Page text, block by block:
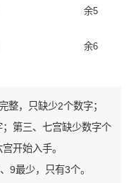
余5
余6
整，只缺少2个数字；
第三、七宫缺少数字个
开始入手。
9最少，只有3个。